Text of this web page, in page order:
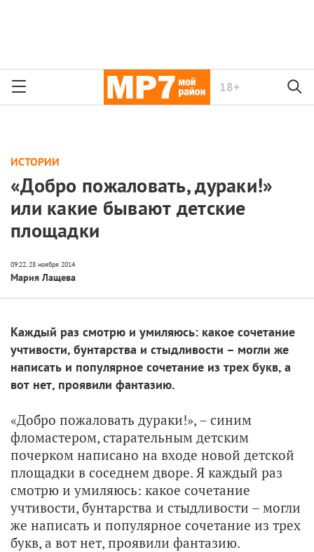
18+
ИСТОРИИ
«Добро пожаловать, дураки!»
или какие бывают детские
площадки
Мария Лащева
Каждый раз смотрю и умиляюсь: какое сочетание
учтивости, бунтарства и стыдливости – могли же
написать и популярное сочетание из трех букв, а
вот нет, проявили фантазию.
«Добро пожаловать дураки!», – синим
фломастером, старательным детским
почерком написано на входе новой детской
площадки в соседнем дворе. Я каждый раз
смотрю и умиляюсь: какое сочетание
учтивости, бунтарства и стыдливости – могли
же написать и популярное сочетание из трех
букв, а вот нет, проявили фантазию.